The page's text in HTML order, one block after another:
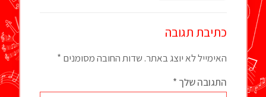
כתיבת תגובה
האימייל לא יוצג באתר. שדות החובה מסומנים *
התגובה שלך *